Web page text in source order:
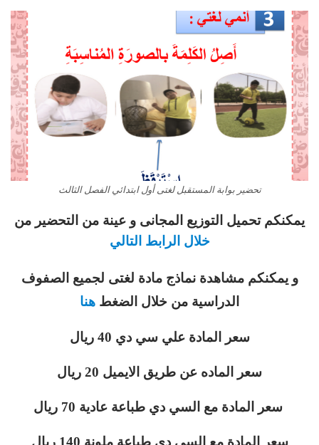
تحضير بوابة المستقبل لغتى أول ابتدائي الفصل الثالث
يمكنكم تحميل التوزيع المجانى و عينة من التحضير من
خلال الرابط التالي
و يمكنكم مشاهدة نماذج مادة لغتى لجميع الصفوف
الدراسية من خلال الضغط هنا
سعر المادة علي سي دي 40 ريال
سعر الماده عن طريق الايميل 20 ريال
سعر المادة مع السي دي طباعة عادية 70 ريال